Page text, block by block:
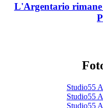
L'Argentario rimane
Studio55
Studio55
Studio55